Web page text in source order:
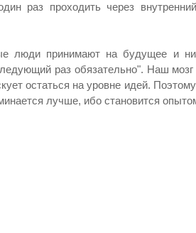
раз проходить через
люди принимают на будущее и
раз обязательно". Наш мозг
остаться на уровне идей.
лучше, ибо становится